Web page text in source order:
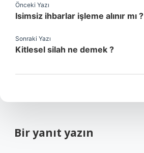
Önceki Yazı
Isimsiz ihbarlar işleme alınır mı ?
Sonraki Yazı
Kitlesel silah ne demek ?
Bir yanıt yazın